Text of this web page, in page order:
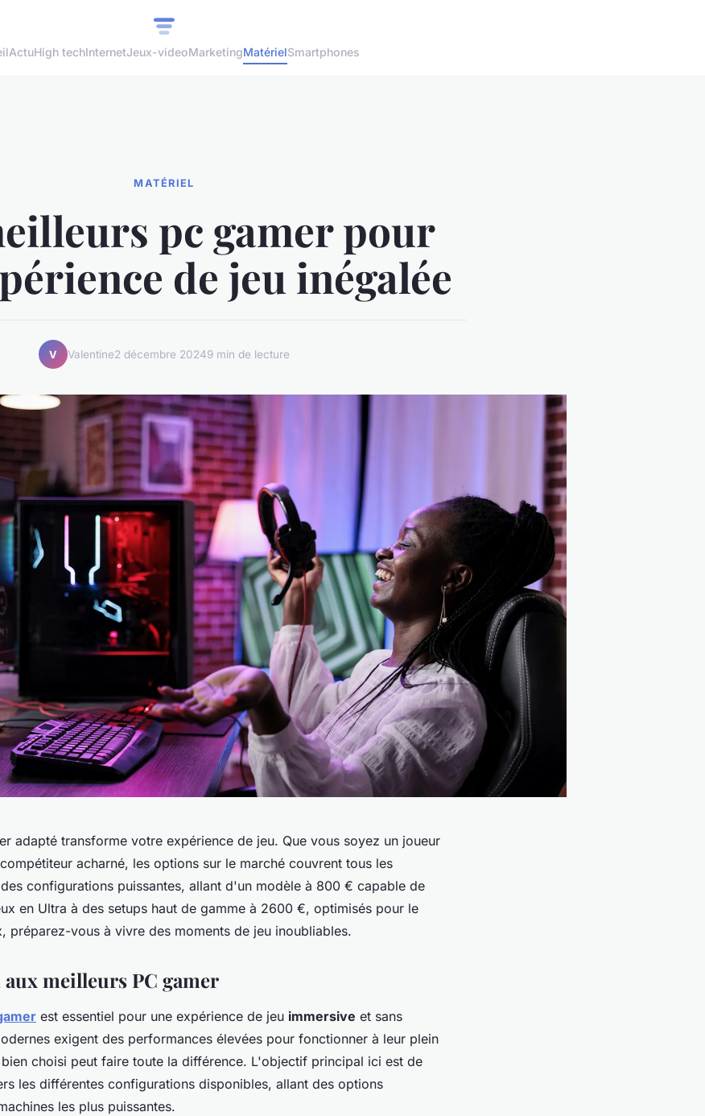
ActuHigh techInternetJeux-videoMarketingMatérielSmartphones
MATÉRIEL
pc gamer pour
de jeu inégalée
V Valentine2 décembre 20249 min de lecture
adapté transforme votre expérience de jeu. Que vous soyez un joueur
acharné, les options sur le marché couvrent tous les
configurations puissantes, allant d'un modèle à 800 € capable de
en Ultra à des setups haut de gamme à 2600 €, optimisés pour le
préparez-vous à vivre des moments de jeu inoubliables.
meilleurs PC gamer
est essentiel pour une expérience de jeu immersive et sans
exigent des performances élevées pour fonctionner à leur plein
choisi peut faire toute la différence. L'objectif principal ici est de
les différentes configurations disponibles, allant des options
les plus puissantes.